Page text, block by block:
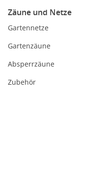
Zäune und Netze
Gartennetze
Gartenzäune
Absperrzäune
Zubehör